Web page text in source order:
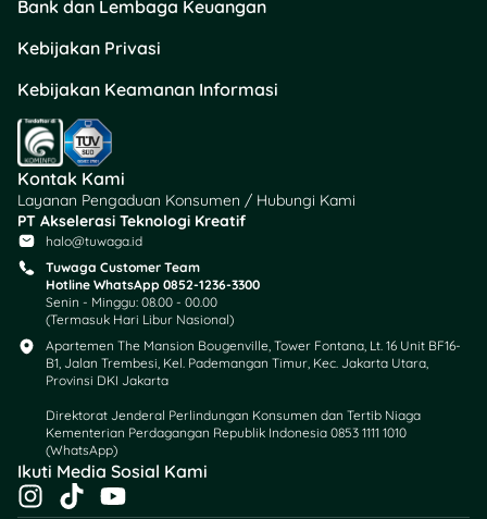
Bank dan Lembaga Keuangan
Kebijakan Privasi
Kebijakan Keamanan Informasi
Kontak Kami
Layanan Pengaduan Konsumen / Hubungi Kami
PT Akselerasi Teknologi Kreatif
halo@tuwaga.id
Tuwaga Customer Team
Hotline WhatsApp 0852-1236-3300
Senin - Minggu: 08.00 - 00.00
(Termasuk Hari Libur Nasional)
Apartemen The Mansion Bougenville, Tower Fontana, Lt. 16 Unit BF16-
B1, Jalan Trembesi, Kel. Pademangan Timur, Kec. Jakarta Utara,
Provinsi DKI Jakarta
Direktorat Jenderal Perlindungan Konsumen dan Tertib Niaga
Kementerian Perdagangan Republik Indonesia 0853 1111 1010
(WhatsApp)​
Ikuti Media Sosial Kami
I
T
Y